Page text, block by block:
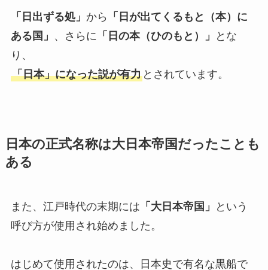
「日出ずる処」 から
「日が出てくるもと（本）に
ある国」 、さらに 「日の本（ひのもと）」
とな
り、
「日本」になった説が有力とされています。
日本の正式名称は大日本帝国だったことも
ある
また、江戸時代の末期には 「大日本帝国」
という
呼び方が使用され始めました。
はじめて使用されたのは、日本史で有名な黒船で